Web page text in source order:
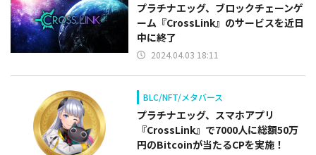
プラチナエッグ、ブロックチェーンゲ
ーム『CrossLink』のサービスを近日
中に終了
2024.04.03 18:11
BLC/NFT/メタバース
プラチナエッグ、スマホアプリ
『CrossLink』で7000人に総額50万
円のBitcoinが当たるCPを実施！